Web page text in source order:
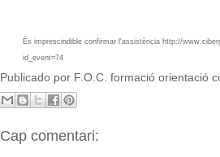
És imprescindible confirmar l'assistència http://
id_event=74
Publicado por F.O.C. formació orientació
Cap comentari: